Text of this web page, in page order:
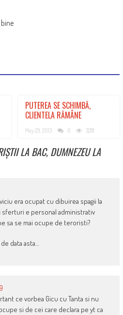
PUTEREA SE SCHIMBĂ,
CLIENTELA RĂMÂNE
May 29, 2013 6 3281
LA BAC, DUMNEZEU LA
era ocupat cu dibuirea spagii la
sferturi e personal administrativ
sa se mai ocupe de teroristi?
data asta…
ce vorbea Gicu cu Tanta si nu
si de cei care declara pe yt ca